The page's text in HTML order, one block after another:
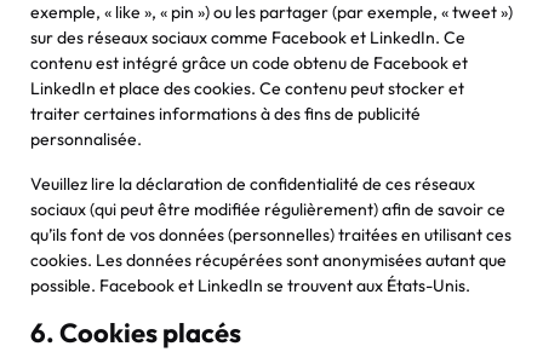
exemple, « like », « pin ») ou les partager (par exemple, « tweet »)
sur des réseaux sociaux comme Facebook et LinkedIn. Ce
contenu est intégré grâce un code obtenu de Facebook et
LinkedIn et place des cookies. Ce contenu peut stocker et
traiter certaines informations à des fins de publicité
personnalisée.
Veuillez lire la déclaration de confidentialité de ces réseaux
sociaux (qui peut être modifiée régulièrement) afin de savoir ce
qu’ils font de vos données (personnelles) traitées en utilisant ces
cookies. Les données récupérées sont anonymisées autant que
possible. Facebook et LinkedIn se trouvent aux États-Unis.
6. Cookies placés